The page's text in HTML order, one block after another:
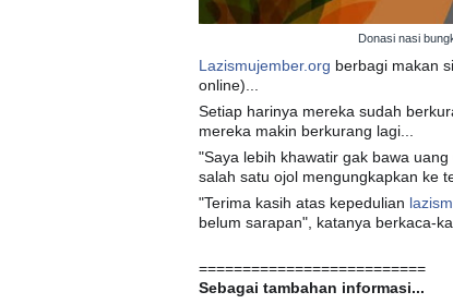
Donasi nasi
Lazismujember.org berbagi makan
online)...
Setiap harinya mereka sudah
mereka makin berkurang lagi...
"Saya lebih khawatir gak bawa
salah satu ojol mengungkapkan ke
"Terima kasih atas kepedulian
belum sarapan", katanya berkaca-
==========================
Sebagai tambahan informasi...